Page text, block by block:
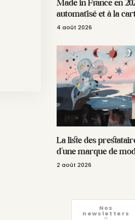
Made in France en
automatisé et à la
4 août 2026
La liste des
d’une marque de
2 août 2026
Nos
newsletters